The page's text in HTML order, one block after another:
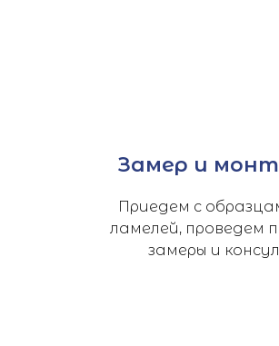
Замер и
Приедем с
ламелей, проведем
замеры и